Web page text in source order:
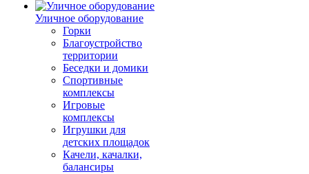
Уличное оборудование
Горки
Благоустройство
территории
Беседки и домики
Спортивные
комплексы
Игровые
комплексы
Игрушки для
детских площадок
Качели, качалки,
балансиры